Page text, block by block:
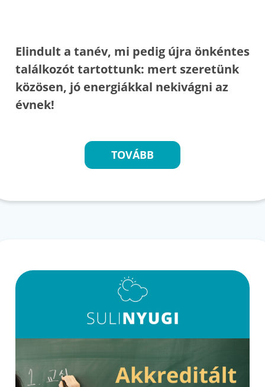
Elindult a tanév, mi pedig újra önkéntes
találkozót tartottunk: mert szeretünk
közösen, jó energiákkal nekivágni az
évnek!
TOVÁBB